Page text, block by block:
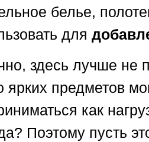
белье,
для
здесь лучше не
ярких предметов
как
Поэтому пусть